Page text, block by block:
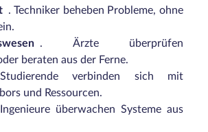
. Techniker beheben Probleme, ohne
. Ärzte überprüfen
beraten aus der Ferne.
verbinden sich mit
und Ressourcen.
überwachen Systeme aus